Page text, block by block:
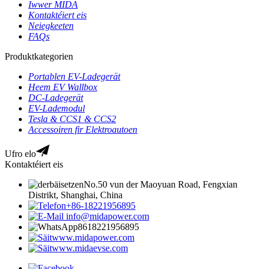
Iwwer MIDA
Kontaktéiert eis
Neiegkeeten
FAQs
Produktkategorien
Portablen EV-Ladegerät
Heem EV Wallbox
DC-Ladegerät
EV-Lademodul
Tesla & CCS1 & CCS2
Accessoiren fir Elektroautoen
Ufro elo
Kontaktéiert eis
No.50 vun der Maoyuan Road, Fengxian
Distrikt, Shanghai, China
+86-18221956895
info@midapower.com
8618221956895
www.midapower.com
www.midaevse.com